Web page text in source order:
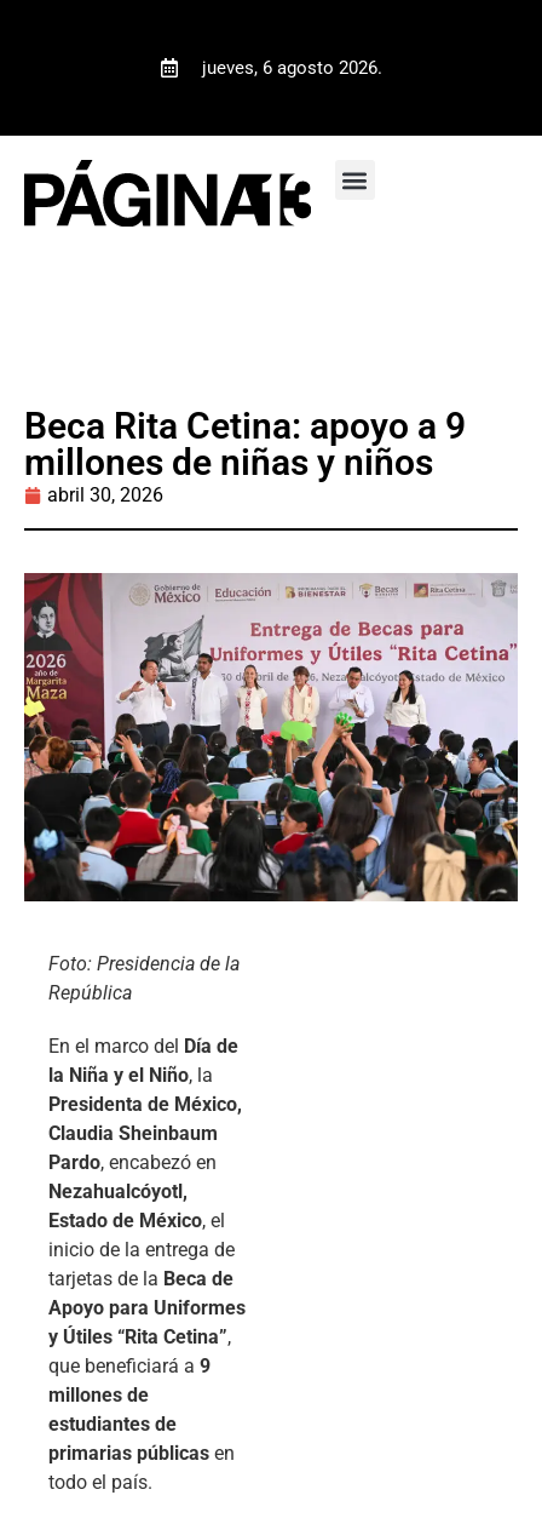
jueves, 6 agosto 2026.
Beca Rita Cetina: apoyo a 9
millones de niñas y niños
abril 30, 2026
Foto: Presidencia de la
República
En el marco del Día de
la Niña y el Niño, la
Presidenta de México,
Claudia Sheinbaum
Pardo, encabezó en
Nezahualcóyotl,
Estado de México, el
inicio de la entrega de
tarjetas de la Beca de
Apoyo para Uniformes
y Útiles “Rita Cetina”,
que beneficiará a 9
millones de
estudiantes de
primarias públicas en
todo el país.